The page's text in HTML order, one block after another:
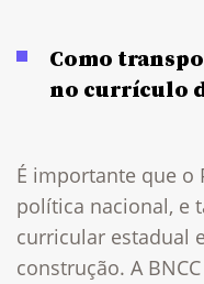
Como
no currículo
É importante que o
política nacional, e
curricular estadual
construção. A